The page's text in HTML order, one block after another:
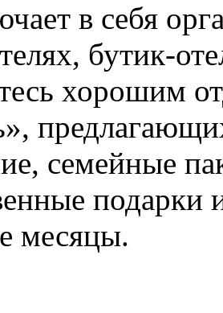
в себя
бутик-
хорошим
семейные
подарки
месяцы.